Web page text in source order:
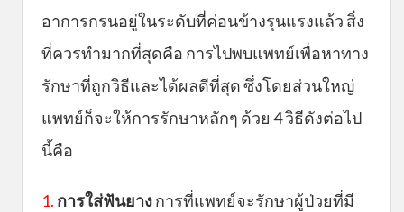
อาการกรนอยู่ในระดับที่ค่อนข้างรุนแรงแล้ว สิ่ง
ที่ควรทำมากที่สุดคือ การไปพบแพทย์เพื่อหาทาง
รักษาที่ถูกวิธีและได้ผลดีที่สุด ซึ่งโดยส่วนใหญ่
แพทย์ก็จะให้การรักษาหลักๆ ด้วย 4 วิธีดังต่อไป
นี้คือ
1. การใส่ฟันยางการที่แพทย์จะรักษาผู้ป่วยที่มี